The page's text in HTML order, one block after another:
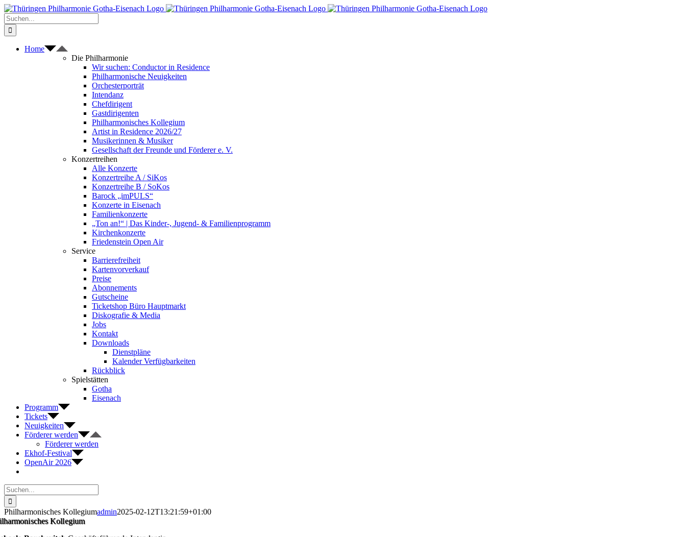
Zum
Inhalt
springen
Suche
nach:
Home
Die Philharmonie
Wir suchen: Conductor in Residence
Philharmonische Neuigkeiten
Orchesterporträt
Intendanz
Chefdirigent
Gastdirigenten
Philharmonisches Kollegium
Artist in Residence 2026/27
Musikerinnen & Musiker
Gesellschaft der Freunde und Förderer e. V.
Konzertreihen
Alle Konzerte
Konzertreihe A / SiKos
Konzertreihe B / SoKos
Barock „imPULS“
Konzerte in Eisenach
Familienkonzerte
„Ton an!“ | Das Kinder-, Jugend- & Familienprogramm
Kirchenkonzerte
Friedenstein Open Air
Service
Barrierefreiheit
Kartenvorverkauf
Preise
Abonnements
Gutscheine
Ticketshop Büro Hauptmarkt
Diskografie & Media
Jobs
Kontakt
Downloads
Dienstpläne
Kalender Verfügbarkeiten
Rückblick
Spielstätten
Gotha
Eisenach
Programm
Tickets
Neuigkeiten
Förderer werden
Förderer werden
Ekhof-Festival
OpenAir 2026
Suche
nach:
Philharmonisches Kollegiumadmin2025-02-12T13:21:59+01:00
Kollegium